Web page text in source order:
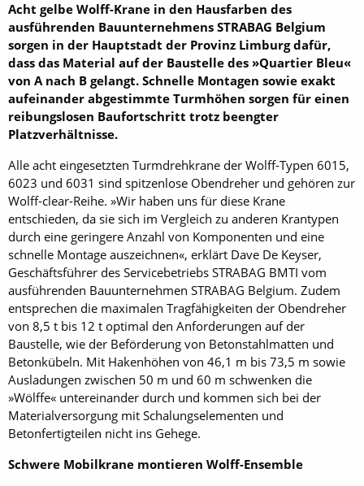
Acht gelbe Wolff-Krane in den ­Hausfarben des
ausführenden Bauunternehmens STRABAG Belgium
sorgen in der Hauptstadt der Provinz Limburg dafür,
dass das Material auf der Baustelle des »Quartier Bleu«
von A nach B gelangt. Schnelle Montagen sowie exakt
aufeinander ­abgestimmte Turmhöhen sorgen für einen
reibungslosen ­Baufortschritt trotz beengter
Platzverhältnisse.
Alle acht eingesetzten Turmdrehkrane der Wolff-Typen 6015,
6023 und 6031 sind spitzenlose Obendreher und gehören zur
Wolff-clear-Reihe. »Wir haben uns für diese Krane
entschieden, da sie sich im Vergleich zu anderen Krantypen
durch ­eine geringere Anzahl von Komponenten und eine
schnelle Montage auszeichnen«, erklärt Dave De Keyser,
Geschäftsführer des Servicebetriebs STRABAG BMTI vom
ausführenden Bauunternehmen STRABAG Belgium. Zudem
entsprechen die maximalen Tragfähigkeiten der Obendreher
von 8,5 t bis 12 t optimal den Anforderungen auf der
Baustelle, wie der Beförderung von Betonstahlmatten und
Betonkübeln. Mit Hakenhöhen von 46,1 m bis 73,5 m sowie
Ausladungen zwischen 50 m und 60 m schwenken die
»Wölffe« untereinander durch und kommen sich bei der
Materialversorgung mit Schalungselementen und
Betonfertigteilen nicht ins Gehege.
Schwere Mobilkrane montieren Wolff-Ensemble